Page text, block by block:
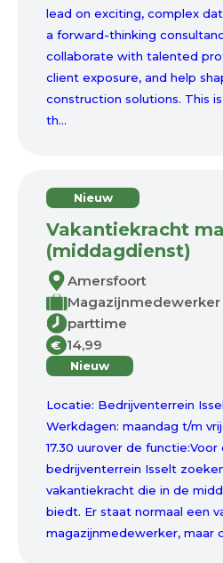
lead on exciting, complex
a forward-thinking
collaborate with talented
client exposure, and help
construction solutions. This
th...
Nieuw
Vakantiekracht
(middagdienst)
Amersfoort
Magazijnmedewerker
parttime
€ 14,99
Nieuw
Locatie: Bedrijventerrein
Werkdagen: maandag t/m
17.30 uurover de
bedrijventerrein Isselt
vakantiekracht die in de
biedt. Er staat normaal een
magazijnmedewerker, maar